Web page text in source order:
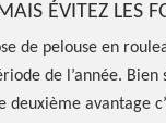
ÉVITEZ LES
de pelouse en
de l’année.
deuxième avantage